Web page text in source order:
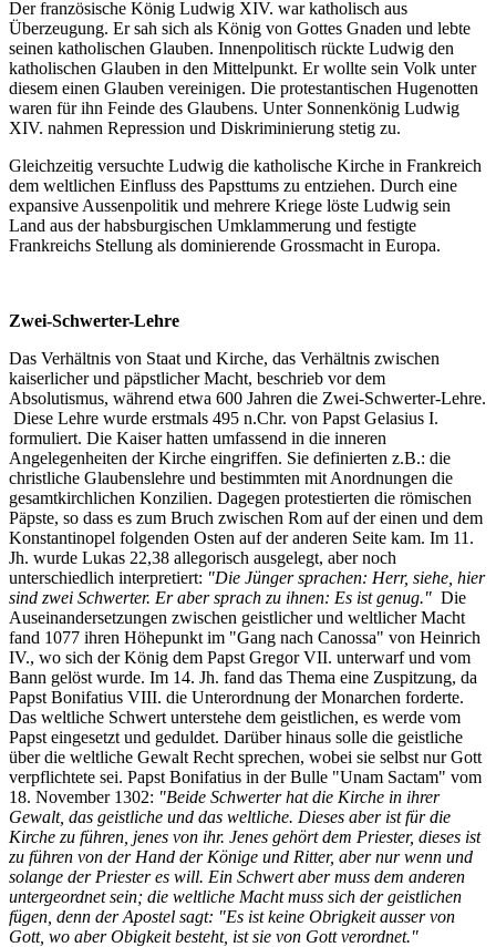
Der französische König Ludwig XIV. war katholisch aus
Überzeugung. Er sah sich als König von Gottes Gnaden und lebte
seinen katholischen Glauben. Innenpolitisch rückte Ludwig den
katholischen Glauben in den Mittelpunkt. Er wollte sein Volk unter
diesem einen Glauben vereinigen. Die protestantischen Hugenotten
waren für ihn Feinde des Glaubens. Unter Sonnenkönig Ludwig
XIV. nahmen Repression und Diskriminierung stetig zu.
Gleichzeitig versuchte Ludwig die katholische Kirche in Frankreich
dem weltlichen Einfluss des Papsttums zu entziehen. Durch eine
expansive Aussenpolitik und mehrere Kriege löste Ludwig sein
Land aus der habsburgischen Umklammerung und festigte
Frankreichs Stellung als dominierende Grossmacht in Europa.
Zwei-Schwerter-Lehre
Das Verhältnis von Staat und Kirche, das Verhältnis zwischen
kaiserlicher und päpstlicher Macht, beschrieb vor dem
Absolutismus, während etwa 600 Jahren die Zwei-Schwerter-Lehre.
Diese Lehre wurde erstmals 495 n.Chr. von Papst Gelasius I.
formuliert. Die Kaiser hatten umfassend in die inneren
Angelegenheiten der Kirche eingriffen. Sie definierten z.B.: die
christliche Glaubenslehre und bestimmten mit Anordnungen die
gesamtkirchlichen Konzilien. Dagegen protestierten die römischen
Päpste, so dass es zum Bruch zwischen Rom auf der einen und dem
Konstantinopel folgenden Osten auf der anderen Seite kam. Im 11.
Jh. wurde Lukas 22,38 allegorisch ausgelegt, aber noch
unterschiedlich interpretiert: "Die Jünger sprachen: Herr, siehe, hier
sind zwei Schwerter. Er aber sprach zu ihnen: Es ist genug." Die
Auseinandersetzungen zwischen geistlicher und weltlicher Macht
fand 1077 ihren Höhepunkt im "Gang nach Canossa" von Heinrich
IV., wo sich der König dem Papst Gregor VII. unterwarf und vom
Bann gelöst wurde. Im 14. Jh. fand das Thema eine Zuspitzung, da
Papst Bonifatius VIII. die Unterordnung der Monarchen forderte.
Das weltliche Schwert unterstehe dem geistlichen, es werde vom
Papst eingesetzt und geduldet. Darüber hinaus solle die geistliche
über die weltliche Gewalt Recht sprechen, wobei sie selbst nur Gott
verpflichtete sei. Papst Bonifatius in der Bulle "Unam Sactam" vom
18. November 1302: "Beide Schwerter hat die Kirche in ihrer
Gewalt, das geistliche und das weltliche. Dieses aber ist für die
Kirche zu führen, jenes von ihr. Jenes gehört dem Priester, dieses ist
zu führen von der Hand der Könige und Ritter, aber nur wenn und
solange der Priester es will. Ein Schwert aber muss dem anderen
untergeordnet sein; die weltliche Macht muss sich der geistlichen
fügen, denn der Apostel sagt: "Es ist keine Obrigkeit ausser von
Gott, wo aber Obigkeit besteht, ist sie von Gott verordnet."